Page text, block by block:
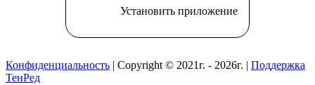
Установить приложение
Конфиденциальность | Copyright © 2021г. - 2026г. | Поддержка
ТенРед